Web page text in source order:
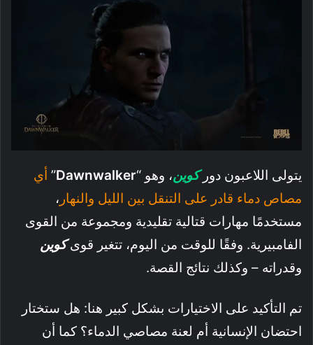
يتولى اللاعبون دوركوين، وهو “Dawnwalker
” أي
مصاص دماء قادر على التنقل بين الليل والنهار ،
مستخدمًا مهارات قتالية تقليدية ومجموعة من القوى
الفامبيرية. وفقًا للوقت من اليوم، تتغير قوىكوين
وقدراته – وكذلك نتائج القصة.
تم التأكيد على الاختيارات بشكل كبير هنا: هل ستختار
احتضان الإنسانية أم لعنة مصاصي الدماء؟ كما أن